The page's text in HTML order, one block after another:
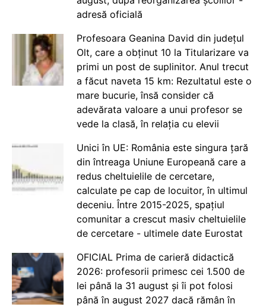
adresă oficială
Profesoara Geanina David din județul
Olt, care a obținut 10 la Titularizare va
primi un post de suplinitor. Anul trecut
a făcut naveta 15 km: Rezultatul este o
mare bucurie, însă consider că
adevărata valoare a unui profesor se
vede la clasă, în relația cu elevii
Unici în UE: România este singura țară
din întreaga Uniune Europeană care a
redus cheltuielile de cercetare,
calculate pe cap de locuitor, în ultimul
deceniu. Între 2015-2025, spațiul
comunitar a crescut masiv cheltuielile
de cercetare - ultimele date Eurostat
OFICIAL Prima de carieră didactică
2026: profesorii primesc cei 1.500 de
lei până la 31 august și îi pot folosi
până în august 2027 dacă rămân în